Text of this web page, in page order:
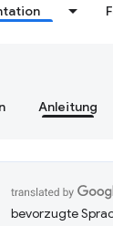
Anleitung
bevorzugte